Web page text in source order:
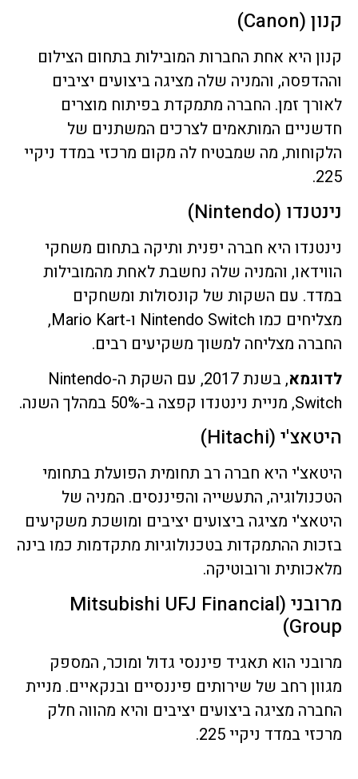
קנון (Canon)
קנון היא אחת החברות המובילות בתחום הצילום
וההדפסה, והמניה שלה מציגה ביצועים יציבים
לאורך זמן. החברה מתמקדת בפיתוח מוצרים
חדשניים המותאמים לצרכים המשתנים של
הלקוחות, מה שמבטיח לה מקום מרכזי במדד ניקיי
225.
נינטנדו (Nintendo)
נינטנדו היא חברה יפנית ותיקה בתחום משחקי
הווידאו, והמניה שלה נחשבת לאחת מהמובילות
במדד. עם השקות של קונסולות ומשחקים
מצליחים כמו Nintendo Switch ו-Mario Kart,
החברה מצליחה למשוך משקיעים רבים.
לדוגמא
, בשנת 2017, עם השקת ה-Nintendo
Switch, מניית נינטנדו קפצה ב-50% במהלך השנה.
היטאצ'י (Hitachi)
היטאצ'י היא חברה רב תחומית הפועלת בתחומי
הטכנולוגיה, התעשייה והפיננסים. המניה של
היטאצ'י מציגה ביצועים יציבים ומושכת משקיעים
בזכות ההתמקדות בטכנולוגיות מתקדמות כמו בינה
מלאכותית ורובוטיקה.
מרובני (Mitsubishi UFJ Financial
Group)
מרובני הוא תאגיד פיננסי גדול ומוכר, המספק
מגוון רחב של שירותים פיננסיים ובנקאיים. מניית
החברה מציגה ביצועים יציבים והיא מהווה חלק
מרכזי במדד ניקיי 225.